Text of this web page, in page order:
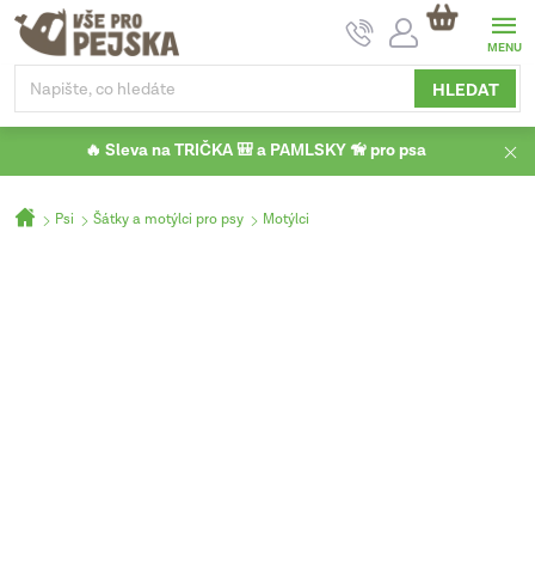
Přejít
obsah
HLEDAT
NÁKUPNÍ
KOŠÍK
🔥 Sleva na TRIČKA 🎒 a PAMLSKY 🦮 pro psa
Domů
Psi Šátky a motýlci pro psy Motýlci